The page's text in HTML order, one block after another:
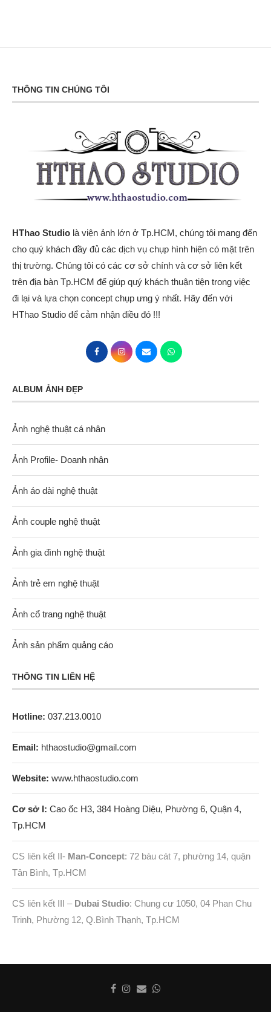
THÔNG TIN CHÚNG TÔI
HThao Studio là viện ảnh lớn ở Tp.HCM, chúng tôi mang đến
cho quý khách đầy đủ các dịch vụ chụp hình hiện có mặt trên
thị trường. Chúng tôi có các cơ sở chính và cơ sở liên kết
trên địa bàn Tp.HCM để giúp quý khách thuận tiện trong việc
đi lại và lựa chọn concept chụp ưng ý nhất. Hãy đến với
HThao Studio để cảm nhận điều đó !!!
ALBUM ẢNH ĐẸP
Ảnh nghệ thuật cá nhân
Ảnh Profile- Doanh nhân
Ảnh áo dài nghệ thuật
Ảnh couple nghệ thuật
Ảnh gia đình nghệ thuật
Ảnh trẻ em nghệ thuật
Ảnh cổ trang nghệ thuật
Ảnh sản phẩm quảng cáo
THÔNG TIN LIÊN HỆ
Hotline: 037.213.0010
Email: hthaostudio@gmail.com
Website: www.hthaostudio.com
Cơ sở I: Cao ốc H3, 384 Hoàng Diệu, Phường 6, Quận 4,
Tp.HCM
CS liên kết II- Man-Concept: 72 bàu cát 7, phường 14, quận
Tân Bình, Tp.HCM
CS liên kết III – Dubai Studio: Chung cư 1050, 04 Phan Chu
Trinh, Phường 12, Q.Bình Thạnh, Tp.HCM